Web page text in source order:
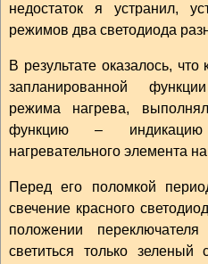
недостаток я устранил,
режимов два светодиода
В результате оказалось,
запланированной
режима нагрева,
функцию – индикацию
нагревательного элемента
Перед его поломкой
свечение красного
положении
светиться только зеленый